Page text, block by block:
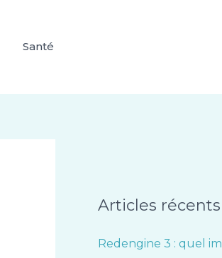
Santé
Articles récents
Redengine 3 : quel